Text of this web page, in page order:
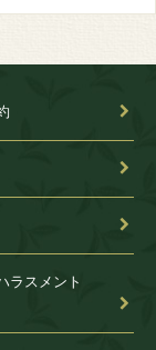
ラスメント